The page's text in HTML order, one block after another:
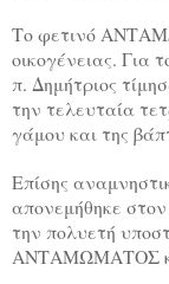
Το φετινό
οικογένειας. Για
π. Δημήτριος
την τελευταία
γάμου και της
Επίσης
απονεμήθηκε
την πολυετή
ΑΝΤΑΜΩΜΑΤΟΣ